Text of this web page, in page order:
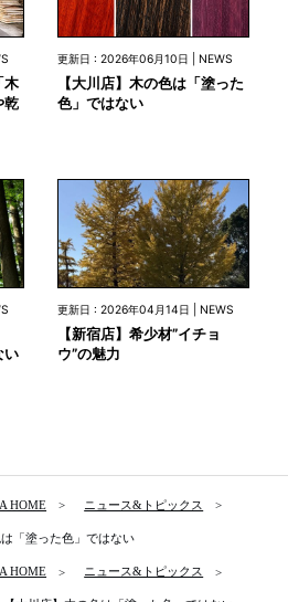
木
乾
更新日 : 2026年06月10日 | NEWS
【大川店】木の色は「塗った
色」ではない
い
更新日 : 2026年04月14日 | NEWS
【新宿店】希少材”イチョ
ウ”の魅力
HOME ニュース&トピックス
は「塗った色」ではない
HOME ニュース&トピックス